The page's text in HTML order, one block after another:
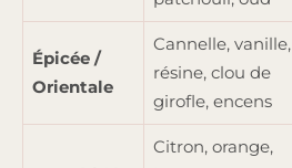
Épicée /
Orientale
Cannelle, vanille,
résine, clou de
girofle, encens
Citron, orange,